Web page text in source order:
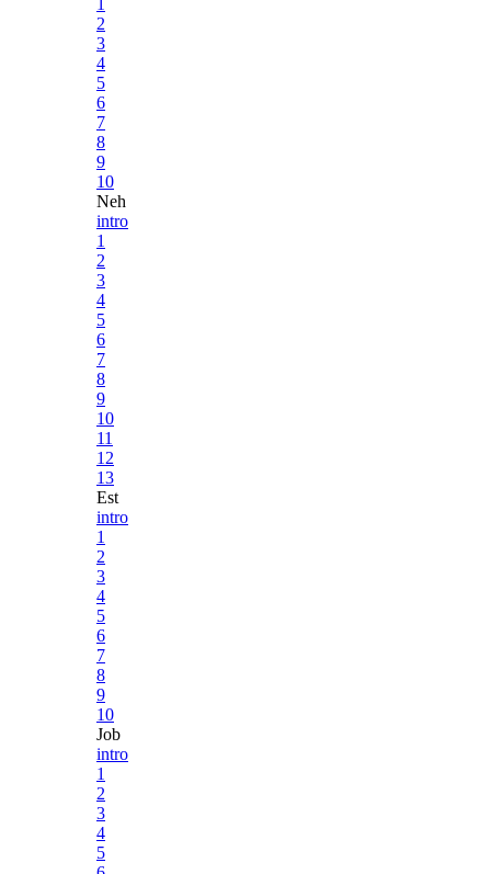
2
3
4
5
6
7
8
9
10
Neh
intro
1
2
3
4
5
6
7
8
9
10
11
12
13
Est
intro
1
2
3
4
5
6
7
8
9
10
Job
intro
1
2
3
4
5